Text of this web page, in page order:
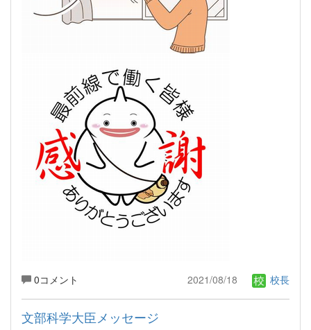
0コメント 2021/08/18 校長
文部科学大臣メッセージ